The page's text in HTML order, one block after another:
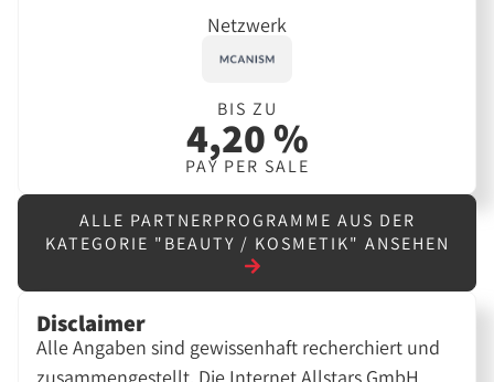
Netzwerk
BIS ZU
4,20 %
PAY PER SALE
ALLE PARTNERPROGRAMME AUS DER
KATEGORIE "BEAUTY / KOSMETIK" ANSEHEN
Disclaimer
Alle Angaben sind gewissenhaft recherchiert und
zusammengestellt. Die Internet Allstars GmbH